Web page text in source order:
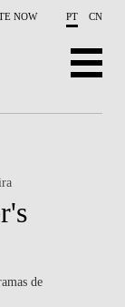
NOW PT CN
de